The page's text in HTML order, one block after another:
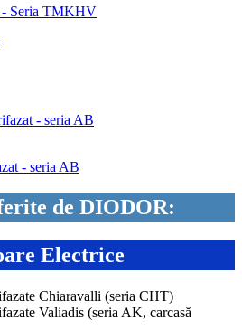
- Seria TMKHV
- seria AB
de DIODOR:
Electrice
Chiaravalli (seria CHT)
Valiadis (seria AK, carcasă